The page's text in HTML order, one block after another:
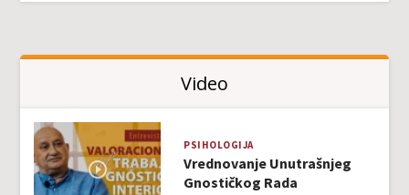
Video
PSIHOLOGIJA
Vrednovanje Unutrašnjeg
Gnostičkog Rada